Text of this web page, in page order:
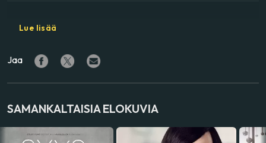
Katja Gauriloff
NÄYTTELIJÄ
Suomi
Lue lisää
Jaa
SAMANKALTAISIA ELOKUVIA